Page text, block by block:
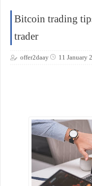
Bitcoin trading
trader
offer2daay 11 January